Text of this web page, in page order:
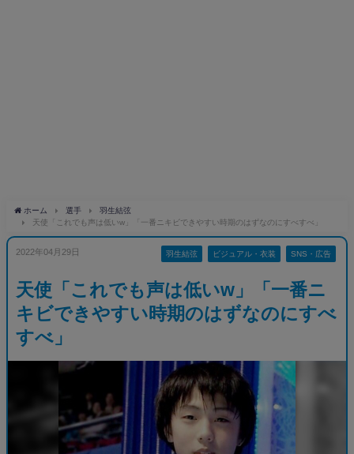
ホーム 選手
羽生結弦
天使「これでも声は低いw」「一番ニキビできやすい時期のはずなのにすべすべ」
2022年04月29日 羽生結弦 ビジュアル・衣装 SNS・広告
天使「これでも声は低いw」「一番ニ
キビできやすい時期のはずなのにすべ
すべ」